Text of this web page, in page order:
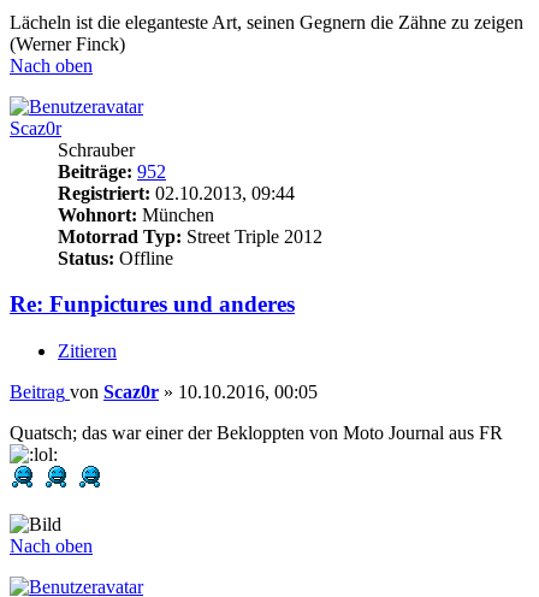
Lächeln ist die eleganteste Art, seinen Gegnern die Zähne zu zeigen
(Werner Finck)
Nach oben
Scaz0r
Schrauber
Beiträge: 952
Registriert: 02.10.2013, 09:44
Wohnort: München
Motorrad Typ: Street Triple 2012
Status: Offline
Re: Funpictures und anderes
Zitieren
Beitrag von Scaz0r » 10.10.2016, 00:05
Quatsch; das war einer der Bekloppten von Moto Journal aus FR
Nach oben